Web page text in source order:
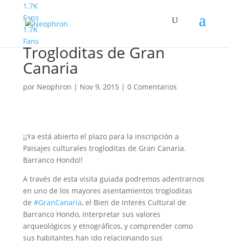
1.7K
Fans
1.7K
Fans
Paisajes Culturales
Trogloditas de Gran
Canaria
por Neophron | Nov 9, 2015 | 0 Comentarios
¡¡Ya está abierto el plazo para la inscripción a
Paisajes culturales trogloditas de Gran Canaria.
Barranco Hondo!!
A través de esta visita guiada podremos adentrarnos
en uno de los mayores asentamientos trogloditas
de ‪#‎GranCanaria, el Bien de Interés Cultural de
Barranco Hondo, interpretar sus valores
arqueológicos y etnográficos, y comprender como
sus habitantes han ido relacionando sus